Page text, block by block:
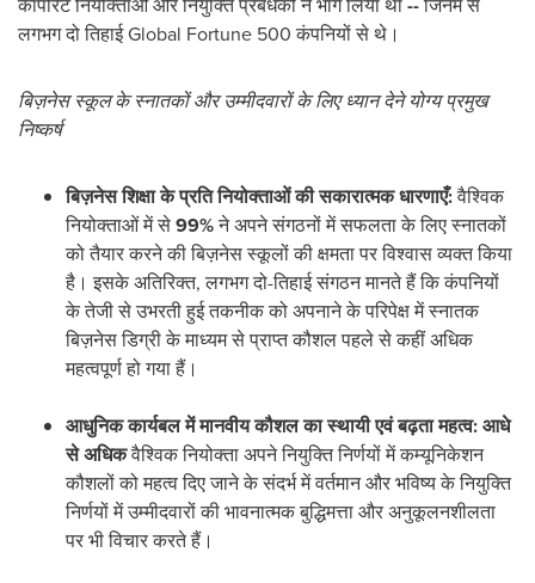
लगभग दो तिहाई Global Fortune 500 कंपनियों से थे।
बिज़नेस स्कूल के स्नातकों और उम्मीदवारों के लिए ध्यान देने योग्य प्रमुख
निष्कर्ष
बिज़नेस शिक्षा के प्रति नियोक्ताओं की सकारात्मक धारणाएँ:वैश्विक
नियोक्ताओं में से99%ने अपने संगठनों में सफलता के लिए स्नातकों
को तैयार करने की बिज़नेस स्कूलों की क्षमता पर विश्वास व्यक्त किया
है। इसके अतिरिक्त, लगभग दो-तिहाई संगठन मानते हैं कि कंपनियों
के तेजी से उभरती हुई तकनीक को अपनाने के परिपेक्ष में स्नातक
बिज़नेस डिग्री के माध्यम से प्राप्त कौशल पहले से कहीं अधिक
महत्वपूर्ण हो गया हैं।
आधुनिक कार्यबल में मानवीय कौशल का स्थायी एवं बढ़ता महत्व: आधे
से अधिकवैश्विक नियोक्ता अपने नियुक्ति निर्णयों में कम्यूनिकेशन
कौशलों को महत्व दिए जाने के संदर्भ में वर्तमान और भविष्य के नियुक्ति
निर्णयों में उम्मीदवारों की भावनात्मक बुद्धिमत्ता और अनुकूलनशीलता
पर भी विचार करते हैं।